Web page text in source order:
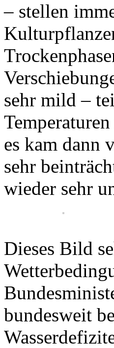
– stellen
sehr mild –
es kam dann
sehr
wieder sehr
Dieses Bild
bundesweit